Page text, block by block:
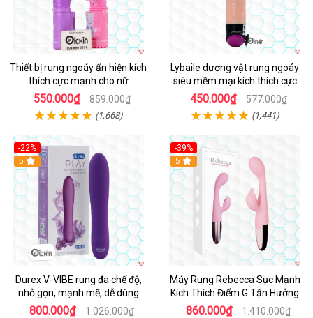
Thiết bị rung ngoáy ẩn hiện kích
thích cực mạnh cho nữ
550.000₫ 859.000₫
(1,668)
Lybaile dương vật rung ngoáy
siêu mềm mại kích thích cực
mạnh
450.000₫ 577.000₫
(1,441)
-22%
Hot
5
Durex V-VIBE rung đa chế độ,
nhỏ gọn, mạnh mẽ, dễ dùng
800.000₫ 1.026.000₫
-39%
Hot
5
Máy Rung Rebecca Sục Mạnh
Kích Thích Điểm G Tận Hưởng
860.000₫ 1.410.000₫